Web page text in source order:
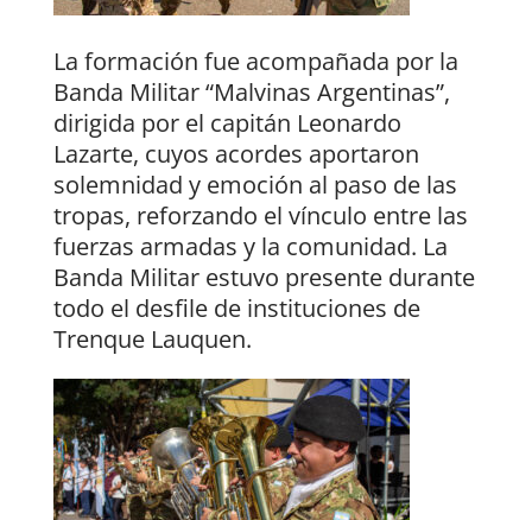
La formación fue acompañada por la
Banda Militar “Malvinas Argentinas”,
dirigida por el capitán Leonardo
Lazarte, cuyos acordes aportaron
solemnidad y emoción al paso de las
tropas, reforzando el vínculo entre las
fuerzas armadas y la comunidad. La
Banda Militar estuvo presente durante
todo el desfile de instituciones de
Trenque Lauquen.